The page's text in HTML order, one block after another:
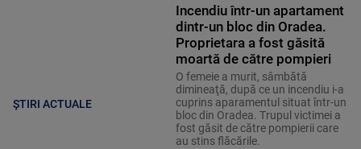
ȘTIRI ACTUALE
Incendiu într-un apartament
dintr-un bloc din Oradea.
Proprietara a fost găsită
moartă de către pompieri
O femeie a murit, sâmbătă
dimineaţă, după ce un incendiu i-a
cuprins aparamentul situat într-un
bloc din Oradea. Trupul victimei a
fost găsit de către pompierii care
au stins flăcările.